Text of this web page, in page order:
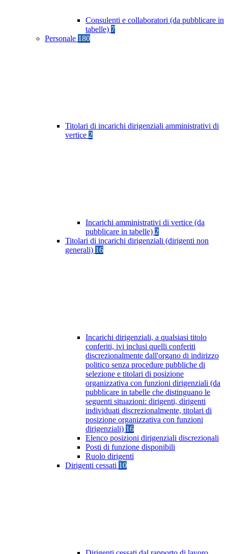
Consulenti e collaboratori (da pubblicare in
tabelle) 7
Personale 180
Titolari di incarichi dirigenziali amministrativi di
vertice 2
Incarichi amministrativi di vertice (da
pubblicare in tabelle) 2
Titolari di incarichi dirigenziali (dirigenti non
generali) 16
Incarichi dirigenziali, a qualsiasi titolo
conferiti, ivi inclusi quelli conferiti
discrezionalmente dall'organo di indirizzo
politico senza procedure pubbliche di
selezione e titolari di posizione
organizzativa con funzioni dirigenziali (da
pubblicare in tabelle che distinguano le
seguenti situazioni: dirigenti, dirigenti
individuati discrezionalmente, titolari di
posizione organizzativa con funzioni
dirigenziali) 16
Elenco posizioni dirigenziali discrezionali
Posti di funzione disponibili
Ruolo dirigenti
Dirigenti cessati 10